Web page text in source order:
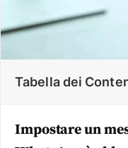
Tabella dei
Impostare un